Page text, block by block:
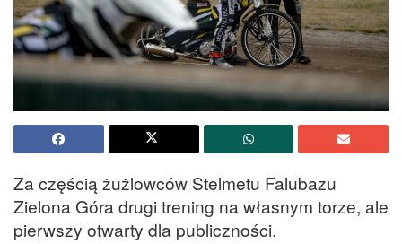
Za częścią żużlowców Stelmetu Falubazu
Zielona Góra drugi trening na własnym torze, ale
pierwszy otwarty dla publiczności.